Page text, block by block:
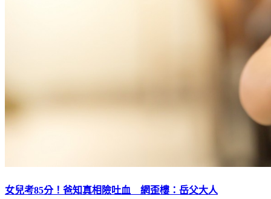
女兒考85分！爸知真相險吐血 網歪樓：岳父大人